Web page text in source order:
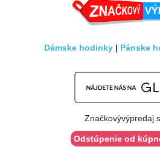
Dámske hodinky| Pánske
Odstúpenie od